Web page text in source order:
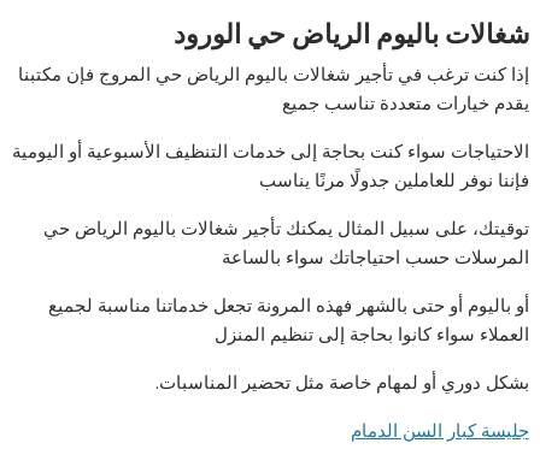
شغالات باليوم الرياض حي الورود
إذا كنت ترغب في تأجير شغالات باليوم الرياض حي المروج فإن مكتبنا
يقدم خيارات متعددة تناسب جميع
الاحتياجات سواء كنت بحاجة إلى خدمات التنظيف الأسبوعية أو اليومية
فإننا نوفر للعاملين جدولًا مرنًا يناسب
توقيتك، على سبيل المثال يمكنك تأجير شغالات باليوم الرياض حي
المرسلات حسب احتياجاتك سواء بالساعة
أو باليوم أو حتى بالشهر فهذه المرونة تجعل خدماتنا مناسبة لجميع
العملاء سواء كانوا بحاجة إلى تنظيم المنزل
بشكل دوري أو لمهام خاصة مثل تحضير المناسبات.
جليسة كبار السن الدمام